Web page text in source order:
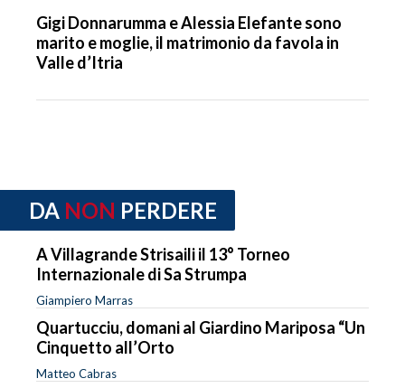
Gigi Donnarumma e Alessia Elefante sono
marito e moglie, il matrimonio da favola in
Valle d’Itria
DA NON PERDERE
A Villagrande Strisaili il 13° Torneo
Internazionale di Sa Strumpa
Giampiero Marras
Quartucciu, domani al Giardino Mariposa “Un
Cinquetto all’Orto
Matteo Cabras